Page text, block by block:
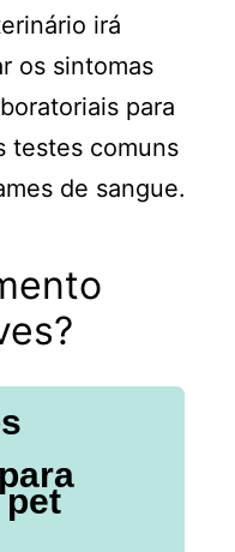
irá
os sintomas
para
testes comuns
de sangue.